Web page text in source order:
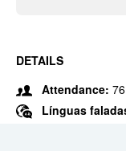
DETAILS
Attendance: 76
Línguas